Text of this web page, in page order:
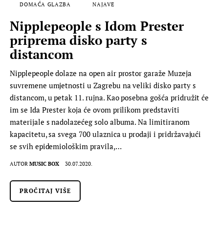
DOMAĆA GLAZBA NAJAVE
Nipplepeople s Idom Prester
priprema disko party s
distancom
Nipplepeople dolaze na open air prostor garaže Muzeja
suvremene umjetnosti u Zagrebu na veliki disko party s
distancom, u petak 11. rujna. Kao posebna gošća pridružit će
im se Ida Prester koja će ovom prilikom predstaviti
materijale s nadolazećeg solo albuma. Na limitiranom
kapacitetu, sa svega 700 ulaznica u prodaji i pridržavajući
se svih epidemiološkim pravila,…
AUTOR MUSIC BOX 30.07.2020.
PROČITAJ VIŠE